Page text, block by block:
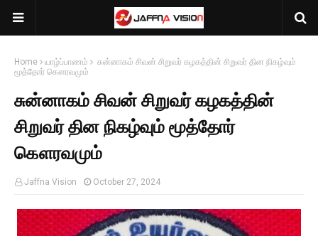
Home யாழ்ப்பாணம்
சுன்னாகம் சிவன் சிறுவர் கழகத்தின் சிறுவர் தின நிகழ்வும்
மூத்தோர் கௌரவமும்
சுன்னாகம் சிவன் சிறுவர் கழகத்தின்
சிறுவர் தின நிகழ்வும் மூத்தோர்
கௌரவமும்
Jaffna Vision October 27, 2024